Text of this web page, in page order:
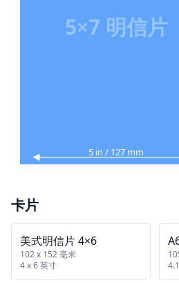
5 in / 127 mm
5×7 明信片
卡片
美式明信片 4×6
102 x 152 毫米
4 x 6 英寸